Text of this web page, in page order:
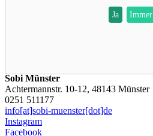
Ja Immer
Sobi Münster
Achtermannstr. 10-12, 48143 Münster
0251 511177
info[at]sobi-muenster[dot]de
Instagram
Facebook